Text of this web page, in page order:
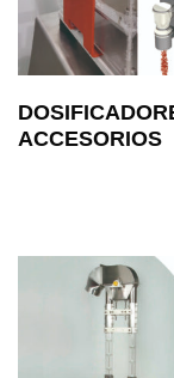
ACCESORIOS